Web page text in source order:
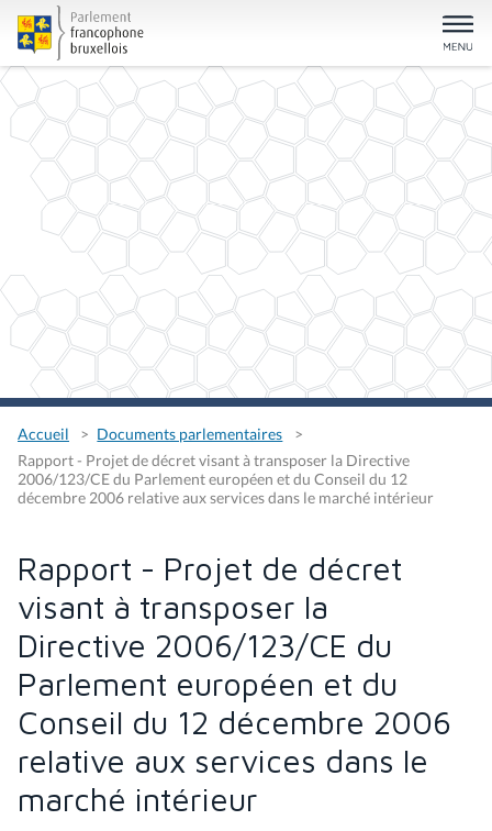
Accueil
Documents parlementaires
Rapport - Projet de décret visant à transposer la Directive
2006/123/CE du Parlement européen et du Conseil du 12
décembre 2006 relative aux services dans le marché intérieur
Rapport - Projet de décret
visant à transposer la
Directive 2006/123/CE du
Parlement européen et du
Conseil du 12 décembre 2006
relative aux services dans le
marché intérieur